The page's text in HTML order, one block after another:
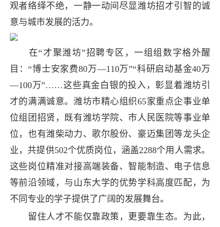
观者络绎不绝，一静一动间尽显潍坊招才引智的诚
意与城市发展的活力。
在“才聚潍坊”招聘专区，一组组数字格外醒
目：“博士安家费80万—110万”“科研启动基金40万
—100万”……这些真金白银的投入，彰显着潍坊引
才的满满诚意。潍坊市精心组织65家重点企事业单
位组团招贤，既有潍坊学院、市人民医院等事业单
位，也有潍柴动力、歌尔股份、豪迈集团等龙头企
业，共提供502个优质岗位，涵盖2288个用人需求。
这些岗位精准对接高端装备、智能制造、电子信息
等前沿领域，与山东大学的优势学科高度匹配，为
不同专业的学子提供了广阔的发展舞台。
留住人才不能仅靠政策，更要靠生态。为此，